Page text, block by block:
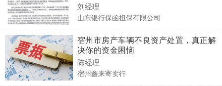
刘经理
山东银行保函担保有限公司
宿州市房产车辆不良资产处置，真正解
决你的资金困恼
陈经理
宿州鑫来寄卖行